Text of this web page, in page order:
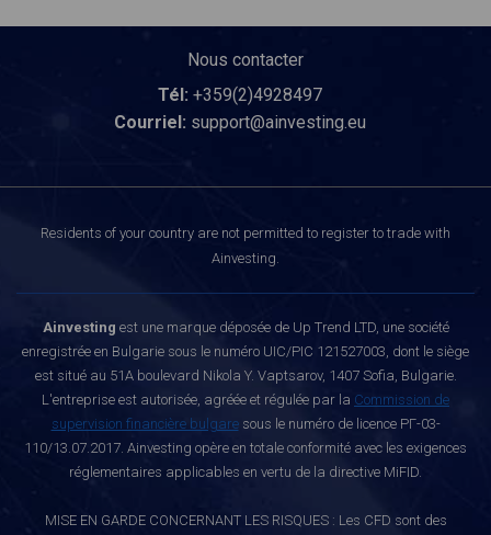
Nous contacter
Tél: +359(2)4928497
Courriel: support@ainvesting.eu
Residents of your country are not permitted to register to trade with
Ainvesting.
Ainvesting est une marque déposée de Up Trend LTD, une société
enregistrée en Bulgarie sous le numéro UIC/PIC 121527003, dont le siège
est situé au 51A boulevard Nikola Y. Vaptsarov, 1407 Sofia, Bulgarie.
L'entreprise est autorisée, agréée et régulée par la Commission de
supervision financière bulgaresous le numéro de licence РГ-03-
110/13.07.2017. Ainvesting opère en totale conformité avec les exigences
réglementaires applicables en vertu de la directive MiFID.
MISE EN GARDE CONCERNANT LES RISQUES : Les CFD sont des